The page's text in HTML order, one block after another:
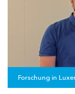
Forschung in